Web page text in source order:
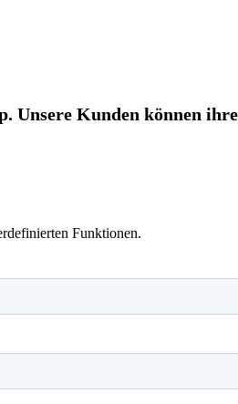
Unsere Kunden können
Funktionen.